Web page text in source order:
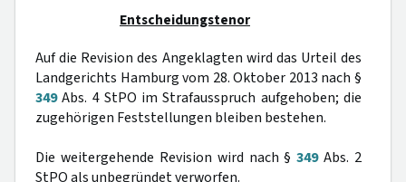
Entscheidungstenor
Auf die Revision des Angeklagten wird das Urteil des
Landgerichts Hamburg vom 28. Oktober 2013 nach §
349Abs. 4 StPO im Strafausspruch aufgehoben; die
zugehörigen Feststellungen bleiben bestehen.
Die weitergehende Revision wird nach §349Abs. 2
StPO als unbegründet verworfen.